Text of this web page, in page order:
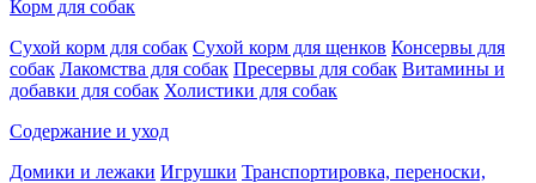
Корм для собак
Сухой корм для собак Сухой корм для щенков Консервы для
собак Лакомства для собак Пресервы для собак Витамины и
добавки для собак Холистики для собак
Содержание и уход
Домики и лежаки Игрушки Транспортировка, переноски,